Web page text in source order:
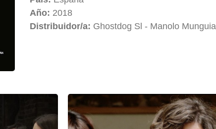
Año: 2018
Distribuidor/a: Ghostdog Sl - Manolo Munguia